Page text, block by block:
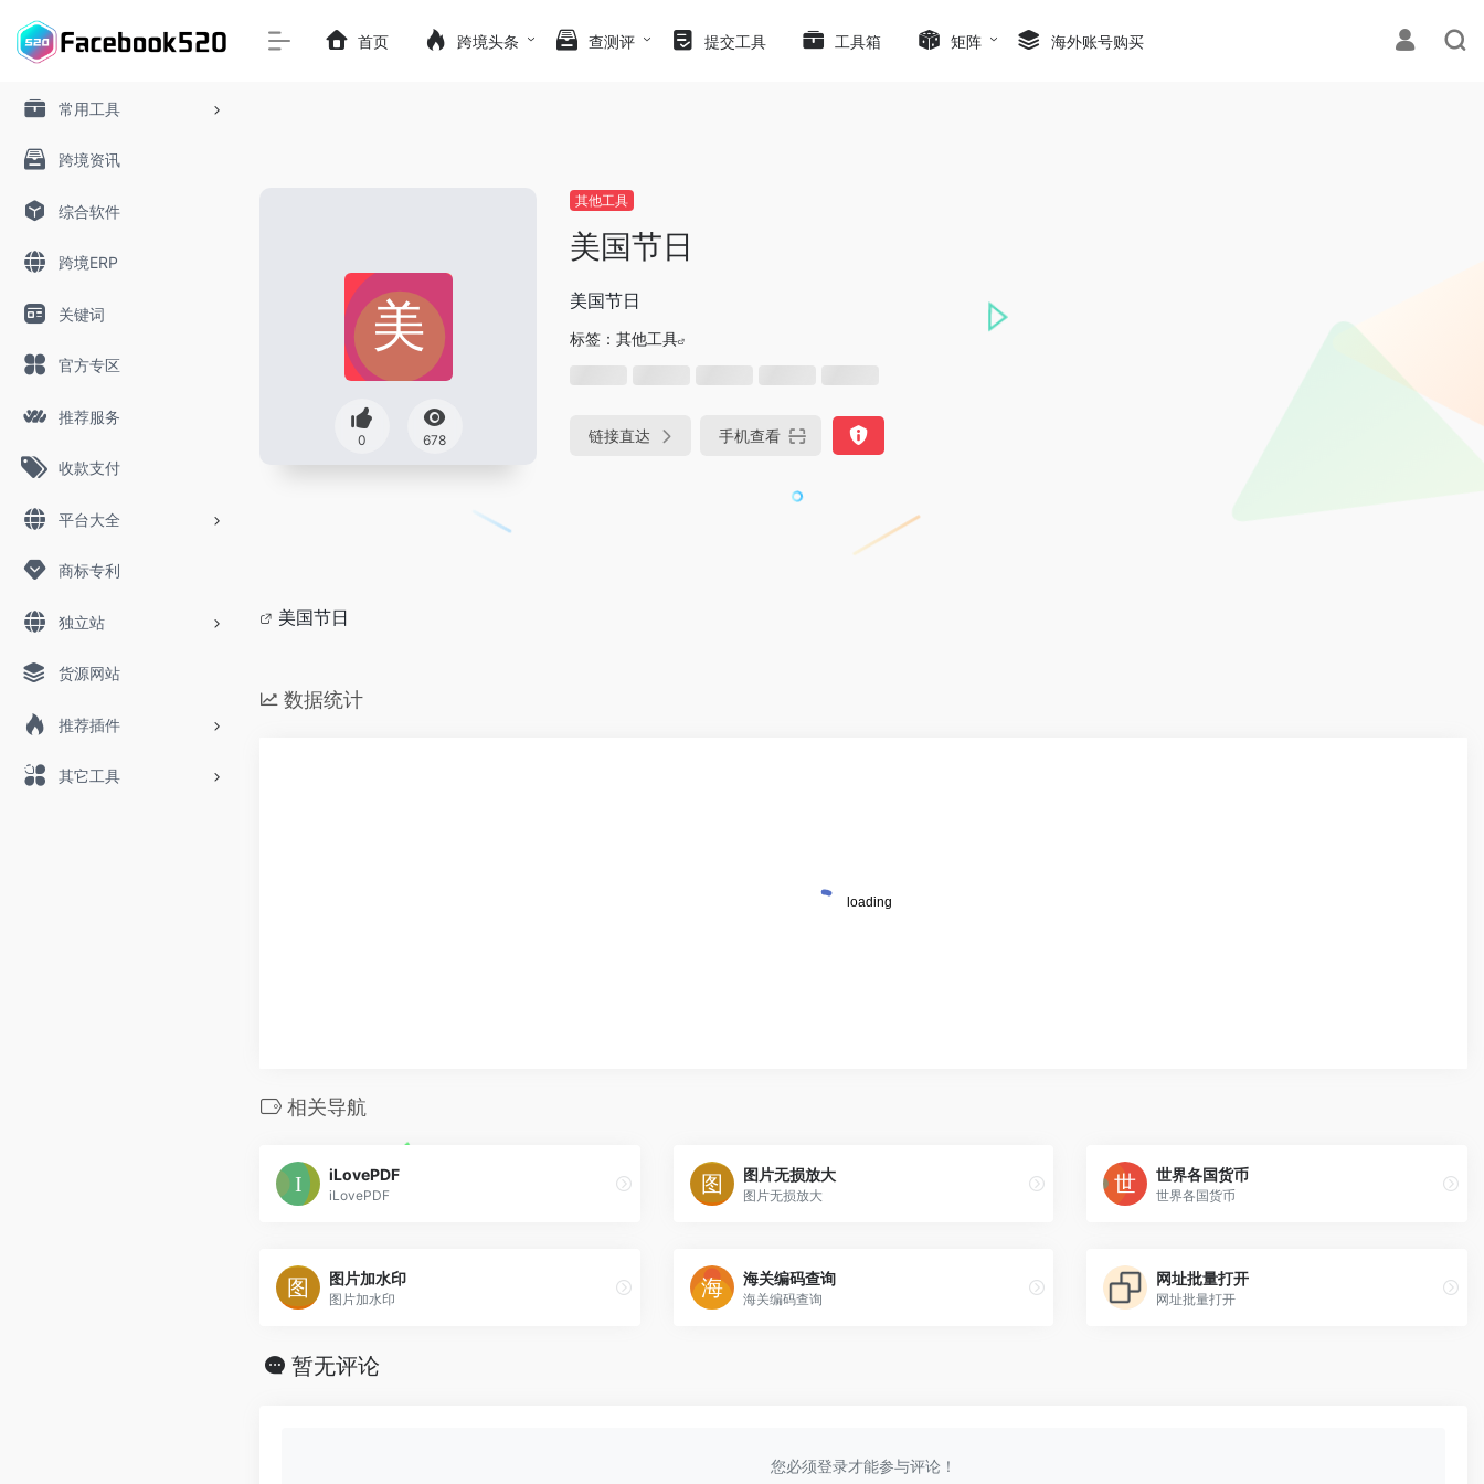
常用工具
跨境资讯
综合软件
跨境ERP
关键词
官方专区
推荐服务
收款支付
平台大全
商标专利
独立站
货源网站
推荐插件
其它工具
首页 跨境头条 查测评 提交工具 工具箱 矩阵 海外账号购买
0 678
其他工具
美国节日
美国节日
标签： 其他工具
链接直达 手机查看
美国节日
数据统计
相关导航
iLovePDF
iLovePDF
图片无损放大
图片无损放大
世界各国货币
世界各国货币
图片加水印
图片加水印
海关编码查询
海关编码查询
网址批量打开
网址批量打开
暂无评论
您必须登录才能参与评论！